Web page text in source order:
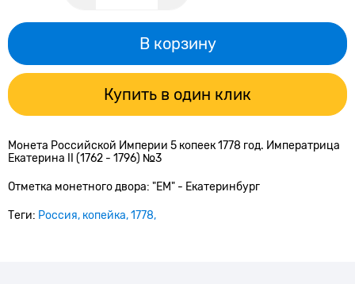
В корзину
Купить в один клик
Монета Российской Империи 5 копеек 1778 год. Императрица
Екатерина II (1762 - 1796) №3
Отметка монетного двора: "ЕМ" - Екатеринбург
Теги: Россия копейка 1778